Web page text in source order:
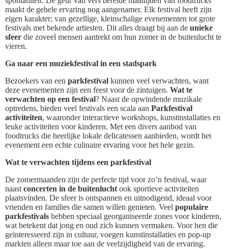
maakt de gehele ervaring nog aangenamer. Elk festival heeft zijn
eigen karakter; van gezellige, kleinschalige evenementen tot grote
festivals met bekende artiesten. Dit alles draagt bij aan de unieke
sfeer die zoveel mensen aantrekt om hun zomer in de buitenlucht te
vieren.
Ga naar een muziekfestival in een stadspark
Bezoekers van een parkfestival kunnen veel verwachten, want
deze evenementen zijn een feest voor de zintuigen. Wat te
verwachten op een festival? Naast de opwindende muzikale
optredens, bieden veel festivals een scala aan Parkfestival
activiteiten, waaronder interactieve workshops, kunstinstallaties en
leuke activiteiten voor kinderen. Met een divers aanbod van
foodtrucks die heerlijke lokale delicatessen aanbieden, wordt het
evenement een echte culinaire ervaring voor het hele gezin.
Wat te verwachten tijdens een parkfestival
De zomermaanden zijn de perfecte tijd voor zo’n festival, waar
naast concerten in de buitenlucht ook sportieve activiteiten
plaatsvinden. De sfeer is ontspannen en uitnodigend, ideaal voor
vrienden en families die samen willen genieten. Veel populaire
parkfestivals hebben speciaal georganiseerde zones voor kinderen,
wat betekent dat jong en oud zich kunnen vermaken. Voor hen die
geïnteresseerd zijn in cultuur, voegen kunstinstallaties en pop-up
markten alleen maar toe aan de veelzijdigheid van de ervaring.